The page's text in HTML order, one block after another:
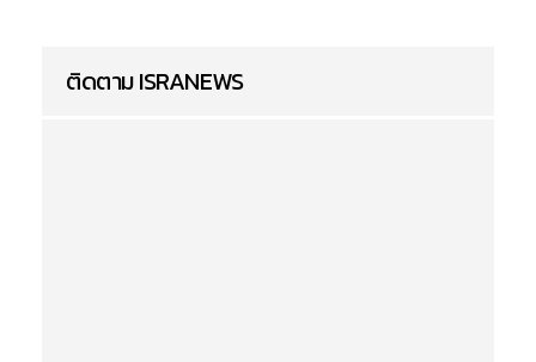
ติดตาม ISRANEWS